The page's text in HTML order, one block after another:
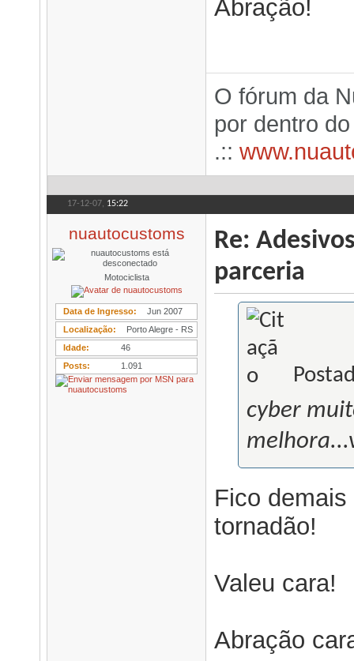
Abração!
O fórum da
por dentro
.::
17-12-07, 15:22
nuautocustoms
Motociclista
Data de Ingresso
Jun 2007
Localização
Porto Alegre - RS
Idade
46
Posts
1.091
Re:
parceria
cyber
Fico
tornadão!
Valeu cara!
Abração